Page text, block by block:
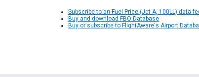
Subscribe to an Fuel Price (Jet A, 100LL) data
Buy and download FBO Database
Buy or subscribe to FlightAware's Airport